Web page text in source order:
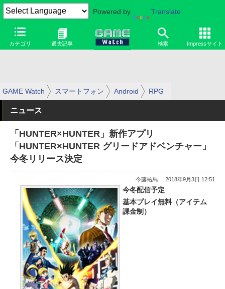
Powered by Translate
カテゴリ 過去記事 検索 Impressサイト
GAME Watch スマートフォン Android RPG
ニュース
「HUNTER×HUNTER」新作アプリ
「HUNTER×HUNTER グリードアドベンチャー」
今冬リリース決定
今藤祐馬 2018年9月3日 12:51
今冬配信予定
基本プレイ無料（アイテム
課金制）